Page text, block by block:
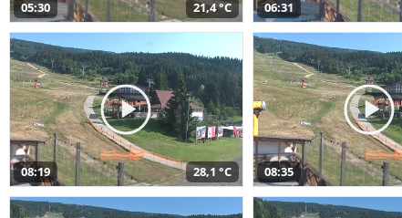
05:30 21,4 °C 06:31
08:19 28,1 °C 08:35